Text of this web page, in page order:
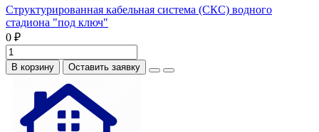
Структурированная кабельная система (СКС) водного
стадиона "под ключ"
0 ₽
В корзину Оставить заявку